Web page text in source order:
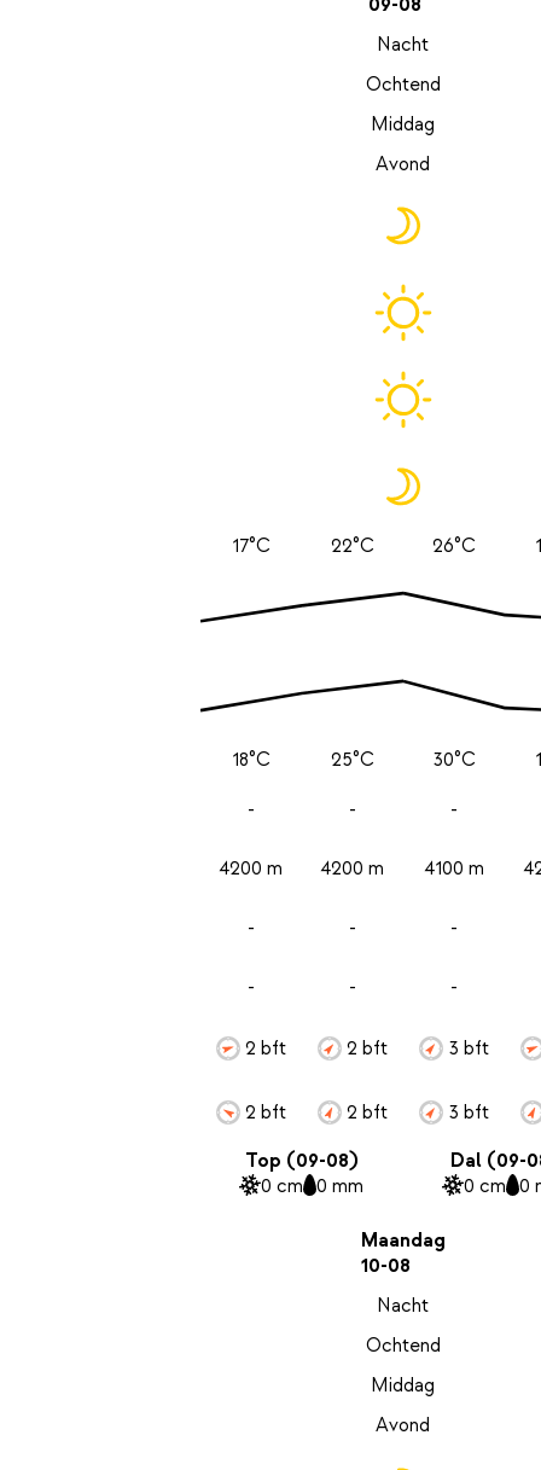
09-08
Nacht
Ochtend
Middag
Avond
17°C
18°C
-
4200 m
-
-
2 bft
2 bft
22°C
25°C
-
4200 m
-
-
2 bft
2 bft
26°C
30°C
-
4100 m
-
-
3 bft
3 bft
Top (09-08)
0 cm 0 mm
Dal (09-
0 cm 0
Maandag
10-08
Nacht
Ochtend
Middag
Avond